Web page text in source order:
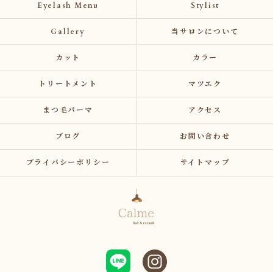
Eyelash Menu Stylist
Gallery 当サロンについて
カット カラー
トリートメント マツエク
まつ毛パーマ アクセス
ブログ お問い合わせ
プライバシーポリシー サイトマップ